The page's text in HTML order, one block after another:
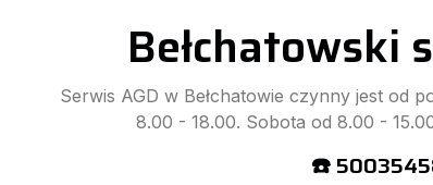
Bełchatowski
Serwis AGD w Bełchatowie czynny jest od
8.00 - 18.00. Sobota od 8.00 -
☎️